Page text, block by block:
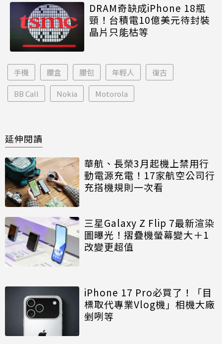
DRAM奇缺成iPhone 18瓶
頸！台積電10億美元待封裝
晶片只能枯等
手機 腰盒 腰包 年輕人 復古
BB Call Nokia Motorola
延伸閱讀
華航、長榮3月起機上禁用行
動電源充電！17家航空公司行
充搭機規則一次看
三星Galaxy Z Flip 7最新渲染
圖曝光！摺疊機螢幕變大＋1
改變更超值
iPhone 17 Pro必買了！「目
標取代專業Vlog機」相機大廠
剉咧等